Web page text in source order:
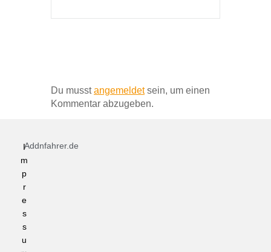
Du musstangemeldetsein, um einen
Kommentar abzugeben.
Addnfahrer.de
I
m
p
r
e
s
s
u